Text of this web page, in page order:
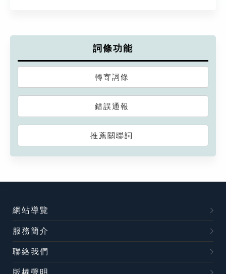
詞條功能
轉寄詞條
錯誤通報
推薦關聯詞
:::
網站導覽
服務簡介
聯絡我們
版權聲明